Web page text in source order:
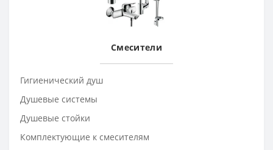
Смесители
Гигиенический душ
Душевые системы
Душевые стойки
Комплектующие к смесителям